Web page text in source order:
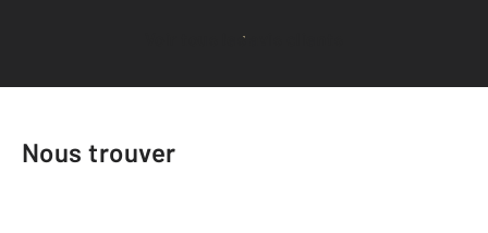
Voir tous les avis clients
Nous trouver